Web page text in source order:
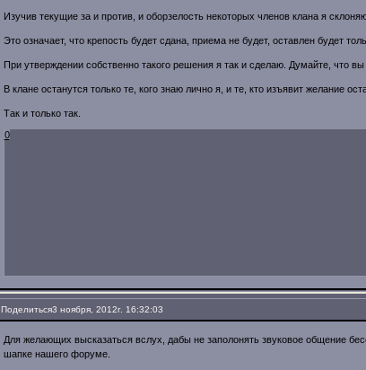
Изучив текущие за и против, и оборзелость некоторых членов клана я
Это означает, что крепость будет сдана, приема не будет, оставлен будет
При утверждении собственно такого решения я так и сделаю. Думайте, что
В клане останутся только те, кого знаю лично я, и те, кто изъявит желание
Так и только так.
0
Поделиться3 ноября, 2012г. 16:32:03
Для желающих высказаться вслух, дабы не заполонять звуковое общение
шапке нашего форуме.